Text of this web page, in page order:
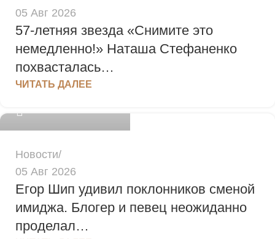
05 Авг 2026
57‑летняя звезда «Снимите это
немедленно!» Наташа Стефаненко
похвасталась…
ЧИТАТЬ ДАЛЕЕ
admin
Новости
05 Авг 2026
Егор Шип удивил поклонников сменой
имиджа. Блогер и певец неожиданно
проделал…
admin